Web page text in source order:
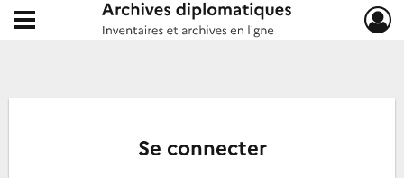
Archives diplomatiques
Ouvrir le menu déroulant
Se connecter